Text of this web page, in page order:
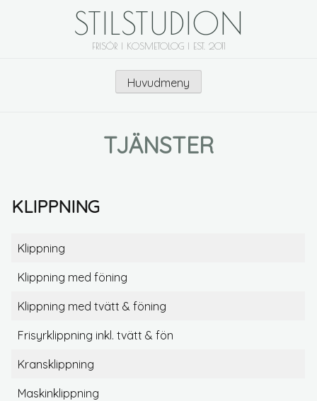
STILSTUDION
FRISÖR | KOSMETOLOG | EST. 2011
Huvudmeny
TJÄNSTER
KLIPPNING
Klippning
Klippning med föning
Klippning med tvätt & föning
Frisyrklippning inkl. tvätt & fön
Kransklippning
Maskinklippning